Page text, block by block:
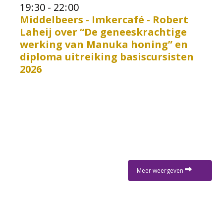
19:30 - 22:00
Middelbeers - Imkercafé - Robert
Laheij over “De geneeskrachtige
werking van Manuka honing” en
diploma uitreiking basiscursisten
2026
Meer weergeven